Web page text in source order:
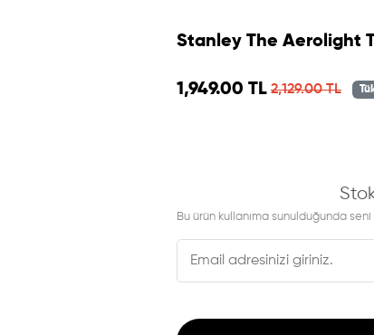
Stanley The Aerolight
Sale price
1,949.00 TL Regular price
2,129.00 TL
Bu ürün kullanıma sunulduğunda